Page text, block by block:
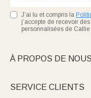
J’ai lu et compris la
j’accepte de recevoir
personnalisées de
À PROPOS DE NOUS
SERVICE CLIENTS